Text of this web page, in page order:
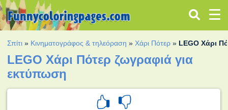
Σπίτι » Κινηματογράφος & τηλεόραση » Χάρι Πότερ » LEGO Χάρι
LEGO Χάρι Πότερ ζωγραφιά για
εκτύπωση